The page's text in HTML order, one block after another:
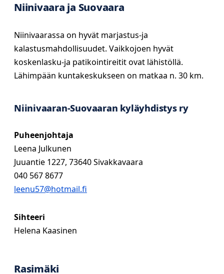
Niinivaara ja Suovaara
Niinivaarassa on hyvät marjastus-ja
kalastusmahdollisuudet. Vaikkojoen hyvät
koskenlasku-ja patikointireitit ovat lähistöllä.
Lähimpään kuntakeskukseen on matkaa n. 30 km.
Niinivaaran-Suovaaran kyläyhdistys ry
Puheenjohtaja
Leena Julkunen
Juuantie 1227, 73640 Sivakkavaara
040 567 8677
leenu57@hotmail.fi
Sihteeri
Helena Kaasinen
Rasimäki